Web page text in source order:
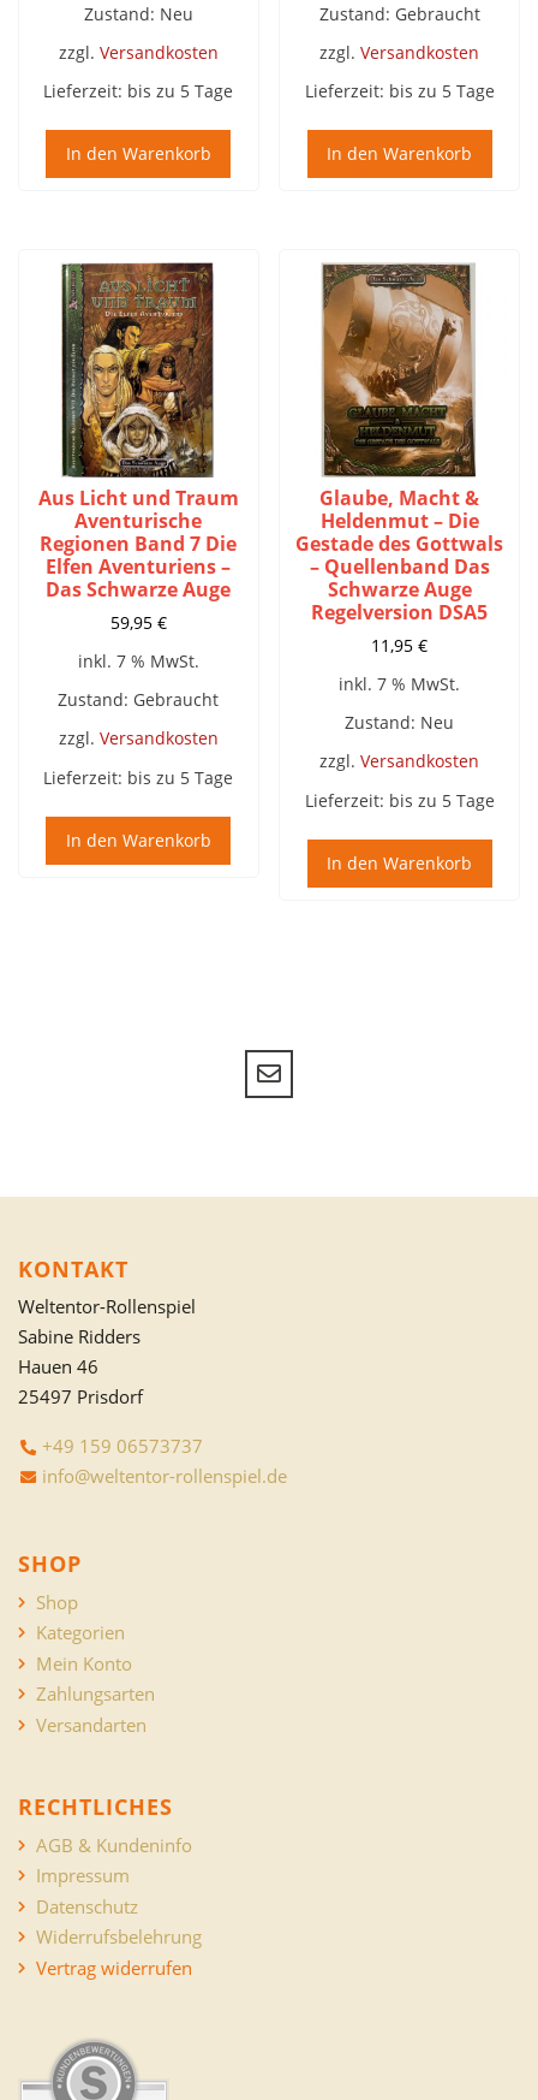
Zustand: Neu
zzgl. Versandkosten
Lieferzeit: bis zu 5 Tage
In den Warenkorb
Zustand: Gebraucht
zzgl.Versandkosten
Lieferzeit: bis zu 5 Tage
In den Warenkorb
Aus Licht und Traum
Aventurische
Regionen Band 7 Die
Elfen Aventuriens –
Das Schwarze Auge
59,95 €
inkl. 7 % MwSt.
Zustand: Gebraucht
zzgl. Versandkosten
Lieferzeit: bis zu 5 Tage
In den Warenkorb
Glaube, Macht &
Heldenmut – Die
Gestade des Gottwals
– Quellenband Das
Schwarze Auge
Regelversion DSA5
11,95€
inkl. 7 % MwSt.
Zustand: Neu
zzgl.Versandkosten
Lieferzeit: bis zu 5 Tage
In den Warenkorb
KONTAKT
Weltentor-Rollenspiel
Sabine Ridders
Hauen 46
25497 Prisdorf
+49 159 06573737
info@weltentor-rollenspiel.de
SHOP
Shop
Kategorien
Mein Konto
Zahlungsarten
Versandarten
RECHTLICHES
AGB & Kundeninfo
Impressum
Datenschutz
Widerrufsbelehrung
Vertrag widerrufen